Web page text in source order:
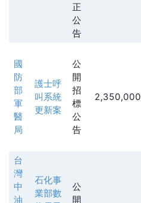
正
公
告
國
防
部
軍
醫
局
護士呼
叫系統
更新案
公
開
招
標
公
告
2,350,000
台
灣
中
油
石化事
業部數
公
開